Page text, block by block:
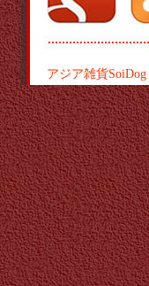
アジア雑貨SoiDog